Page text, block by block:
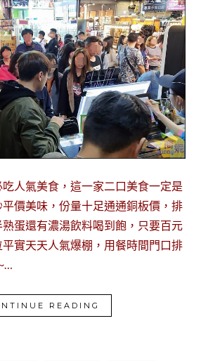
人氣美食，這一家二口美食一定是
價美味，份量十足通通銅板價，排
蛋還有濃湯飲料喝到飽，只要百元
實天天人氣爆棚，用餐時間門口排
READING